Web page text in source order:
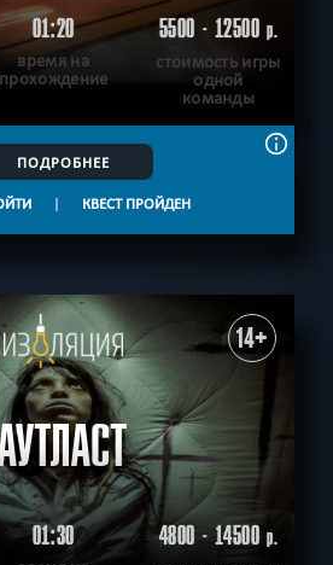
01:20
время на
прохождение
5500 - 12500р.
стоимость игры
одной
команды
ПОДРОБНЕЕ
| КВЕСТ ПРОЙДЕН
14+
01:30 4800 - 14500р.